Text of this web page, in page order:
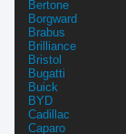
Bertone
Borgward
Brabus
Brilliance
Bristol
Bugatti
Buick
BYD
Cadillac
Caparo